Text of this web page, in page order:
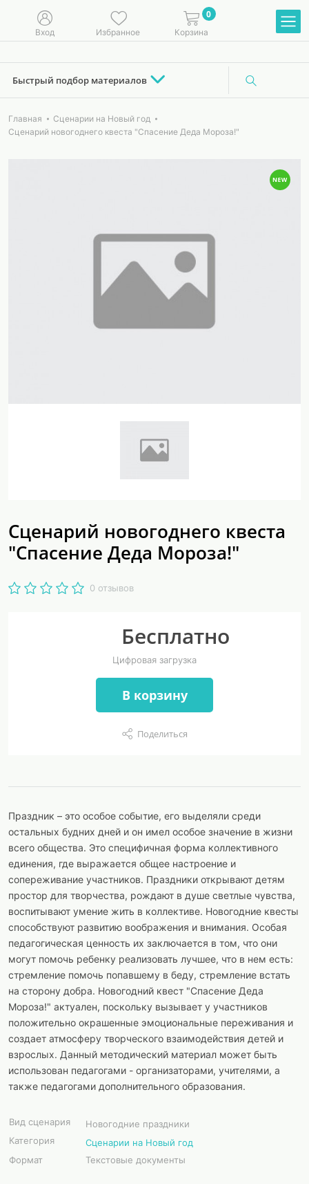
Вход Избранное
0
Корзина
Быстрый подбор материалов
Главная
Сценарии на Новый год
Сценарий новогоднего квеста "Спасение Деда Мороза!"
Сценарий новогоднего квеста
"Спасение Деда Мороза!"
0 отзывов
Бесплатно
Цифровая загрузка
В корзину
Поделиться
Праздник – это особое событие, его выделяли среди
остальных будних дней и он имел особое значение в жизни
всего общества. Это специфичная форма коллективного
единения, где выражается общее настроение и
сопереживание участников. Праздники открывают детям
простор для творчества, рождают в душе светлые чувства,
воспитывают умение жить в коллективе. Новогодние квесты
способствуют развитию воображения и внимания. Особая
педагогическая ценность их заключается в том, что они
могут помочь ребенку реализовать лучшее, что в нем есть:
стремление помочь попавшему в беду, стремление встать
на сторону добра. Новогодний квест "Спасение Деда
Мороза!" актуален, поскольку вызывает у участников
положительно окрашенные эмоциональные переживания и
создает атмосферу творческого взаимодействия детей и
взрослых. Данный методический материал может быть
использован педагогами - организаторами, учителями, а
также педагогами дополнительного образования.
Вид сценария
Новогодние праздники
Категория
Сценарии на Новый год
Формат
Текстовые документы